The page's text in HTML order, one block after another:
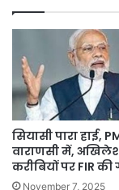
सियासी पारा हाई,
वाराणसी में,
करीबियों पर FIR
November 7, 2025